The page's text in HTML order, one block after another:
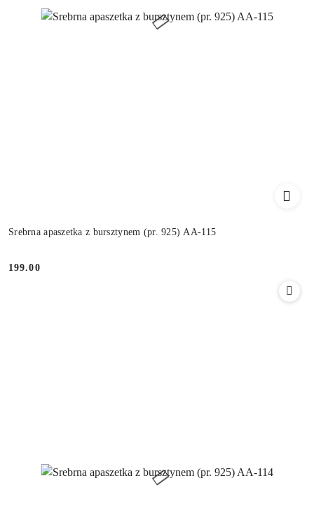
Srebrna apaszetka z bursztynem (pr. 925) AA-115
Cena:
199.00